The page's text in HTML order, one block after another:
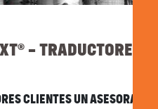
– TRADUCTORES |
CLIENTES UN